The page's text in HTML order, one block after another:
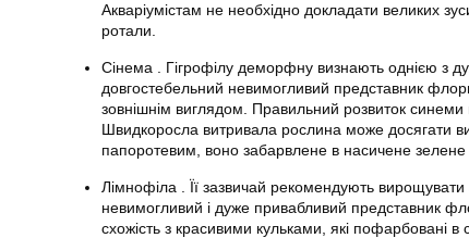
Акваріумістам не необхідно докладати великих
ротали.
Сінема . Гігрофілу деморфну визнають однією з
довгостебельний невимогливий представник
зовнішнім виглядом. Правильний розвиток синеми
Швидкоросла витривала рослина може досягати
папоротевим, воно забарвлене в насичене зелене
Лімнофіла . Її зазвичай рекомендують вирощувати
невимогливий і дуже привабливий представник
схожість з красивими кульками, які пофарбовані